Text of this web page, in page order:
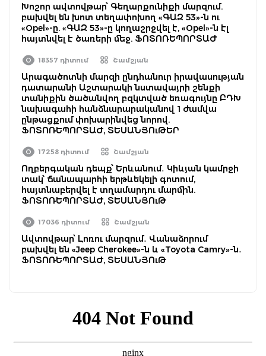
Խոշոր ավտովթար՝ Գեղարքունիքի մարզում.
բախվել են խոտ տեղափոխող «ԳԱԶ 53»-ն ու
«Opel»-ը. «ԳԱԶ 53»-ը կողաշրջվել է, «Opel»-ն էլ
հայտնվել է ծառերի մեջ. ՖՈՏՈՌԵՊՈՐՏԱԺ
18357 դիտում Շամշյան
Արագածոտնի մարզի ընդհանուր իրավասության
դատարանի Աշտարակի նստավայրի շենքի
տանիքին ծածանվող բզկտված եռագույնը ԲԴԽ
նախագահի հանձնարարականով 1 ժամվա
ընթացքում փոխարինվեց նորով.
ՖՈՏՈՌԵՊՈՐՏԱԺ, ՏԵՍԱՆՅՈւԹԵՐ
17258 դիտում Շամշյան
Ողբերգական դեպք՝ Երևանում․ Կիևյան կամրջի
տակ՝ ճանապարհի երթևեկելի գոտում,
հայտնաբերվել է տղամարդու մարմին.
ՖՈՏՈՌԵՊՈՐՏԱԺ, ՏԵՍԱՆՅՈւԹ
17036 դիտում Շամշյան
Ավտովթար՝ Լոռու մարզում․ Վանաձորում
բախվել են «Jeep Cherokee»-ն և «Toyota Camry»-ն․
ՖՈՏՈՌԵՊՈՐՏԱԺ, ՏԵՍԱՆՅՈւԹ